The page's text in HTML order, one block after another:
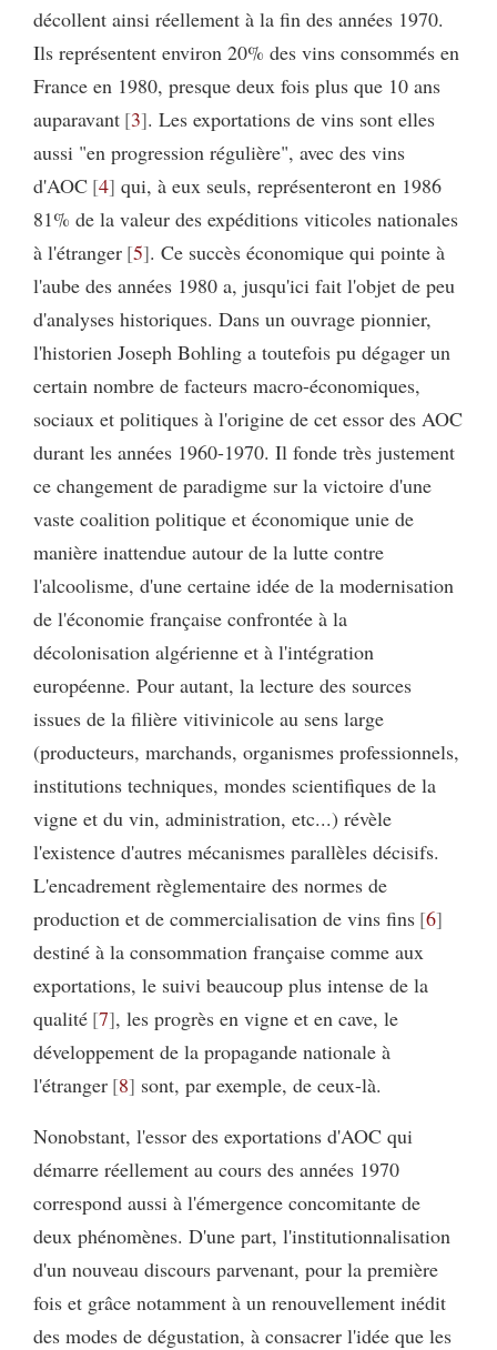
décollent ainsi réellement à la fin des années 1970.
Ils représentent environ 20% des vins consommés en
France en 1980, presque deux fois plus que 10 ans
auparavant 3 . Les exportations de vins sont elles
aussi "en progression régulière", avec des vins
d'AOC 4 qui, à eux seuls, représenteront en 1986
81% de la valeur des expéditions viticoles nationales
à l'étranger 5 . Ce succès économique qui pointe à
l'aube des années 1980 a, jusqu'ici fait l'objet de peu
d'analyses historiques. Dans un ouvrage pionnier,
l'historien Joseph Bohling a toutefois pu dégager un
certain nombre de facteurs macro-économiques,
sociaux et politiques à l'origine de cet essor des AOC
durant les années 1960-1970. Il fonde très justement
ce changement de paradigme sur la victoire d'une
vaste coalition politique et économique unie de
manière inattendue autour de la lutte contre
l'alcoolisme, d'une certaine idée de la modernisation
de l'économie française confrontée à la
décolonisation algérienne et à l'intégration
européenne. Pour autant, la lecture des sources
issues de la filière vitivinicole au sens large
(producteurs, marchands, organismes professionnels,
institutions techniques, mondes scientifiques de la
vigne et du vin, administration, etc...) révèle
l'existence d'autres mécanismes parallèles décisifs.
L'encadrement règlementaire des normes de
production et de commercialisation de vins fins 6
destiné à la consommation française comme aux
exportations, le suivi beaucoup plus intense de la
qualité 7 , les progrès en vigne et en cave, le
développement de la propagande nationale à
l'étranger 8 sont, par exemple, de ceux-là.
Nonobstant, l'essor des exportations d'AOC qui
démarre réellement au cours des années 1970
correspond aussi à l'émergence concomitante de
deux phénomènes. D'une part, l'institutionnalisation
d'un nouveau discours parvenant, pour la première
fois et grâce notamment à un renouvellement inédit
des modes de dégustation, à consacrer l'idée que les